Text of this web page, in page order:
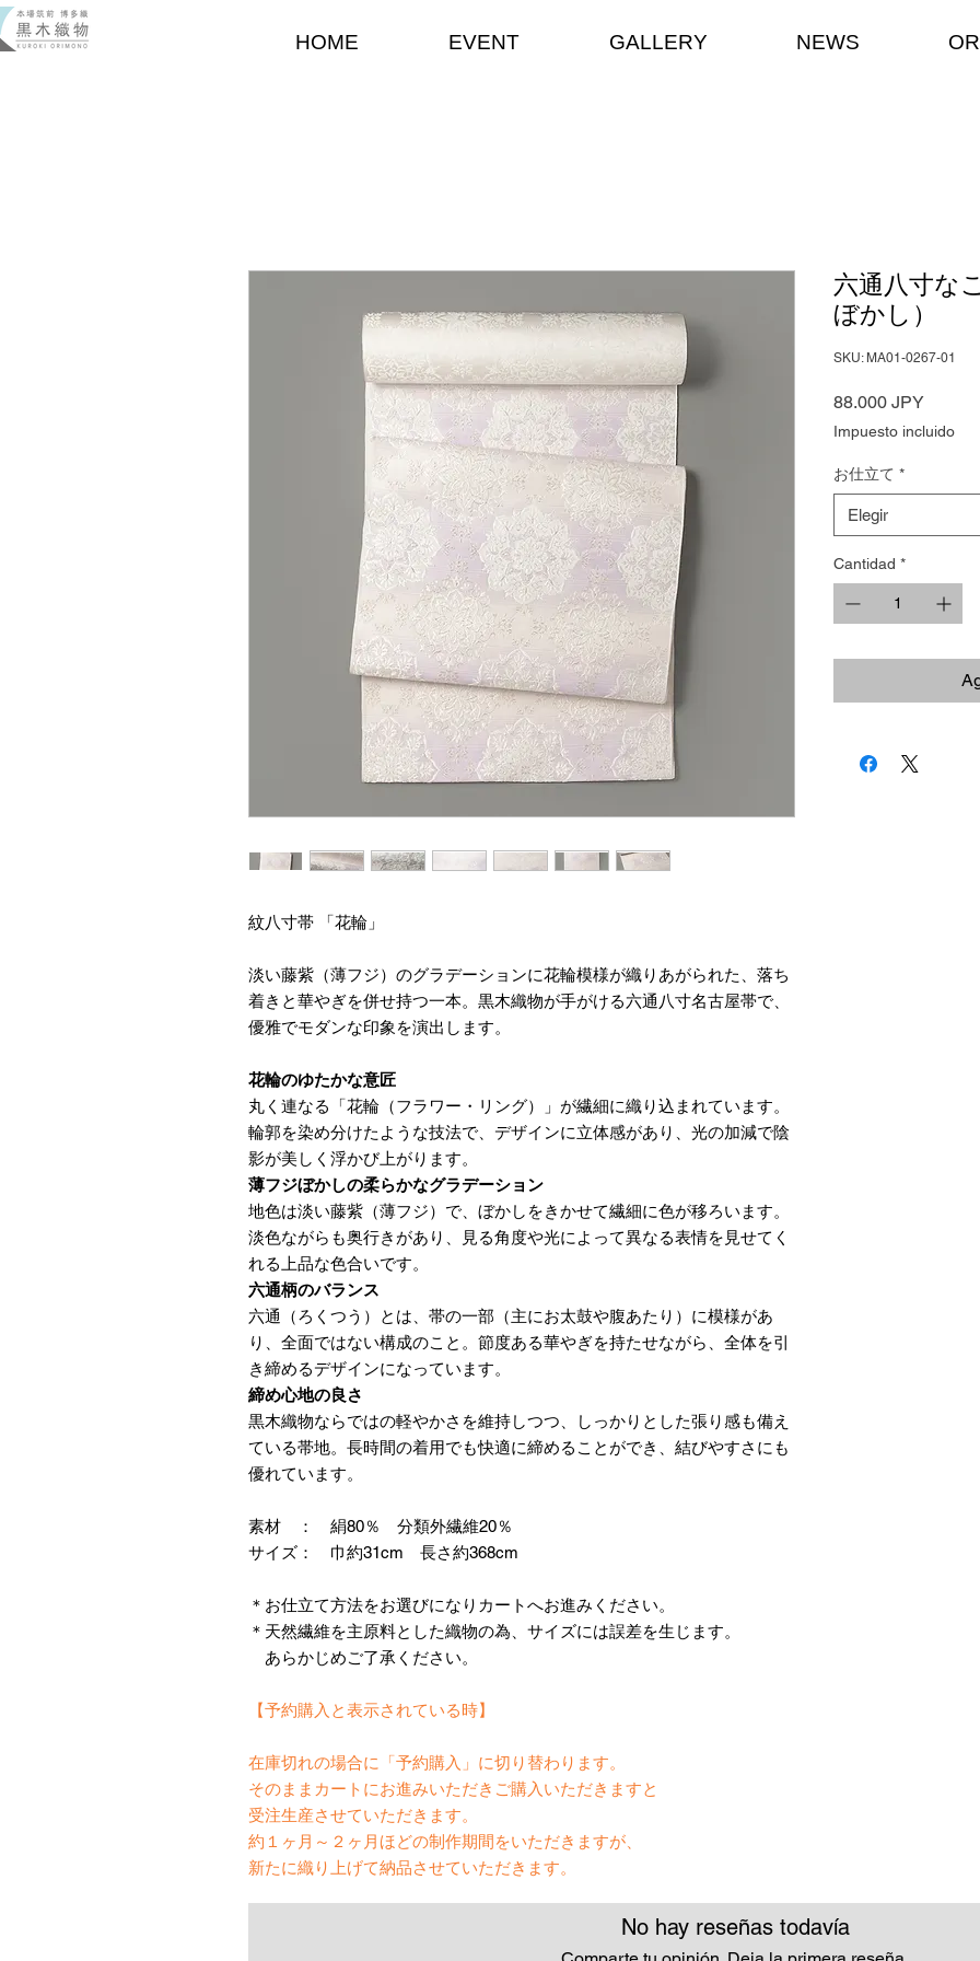
HOME EVENT GALLERY NEWS
紋八寸帯 「花輪」
淡い藤紫（薄フジ）のグラデーションに花輪模様が織りあがられた、落ち
着きと華やぎを併せ持つ一本。黒木織物が手がける六通八寸名古屋帯で、
優雅でモダンな印象を演出します。
花輪のゆたかな意匠
丸く連なる「花輪（フラワー・リング）」が繊細に織り込まれています。
輪郭を染め分けたような技法で、デザインに立体感があり、光の加減で陰
影が美しく浮かび上がります。
薄フジぼかしの柔らかなグラデーション
地色は淡い藤紫（薄フジ）で、ぼかしをきかせて繊細に色が移ろいます。
淡色ながらも奥行きがあり、見る角度や光によって異なる表情を見せてく
れる上品な色合いです。
六通柄のバランス
六通（ろくつう）とは、帯の一部（主にお太鼓や腹あたり）に模様があ
り、全面ではない構成のこと。節度ある華やぎを持たせながら、全体を引
き締めるデザインになっています。
締め心地の良さ
黒木織物ならではの軽やかさを維持しつつ、しっかりとした張り感も備え
ている帯地。長時間の着用でも快適に締めることができ、結びやすさにも
優れています。
素材 ： 絹80％ 分類外繊維20％
サイズ： 巾約31cm 長さ約368cm
＊お仕立て方法をお選びになりカートへお進みください。
＊天然繊維を主原料とした織物の為、サイズには誤差を生じます。
あらかじめご了承ください。
【予約購入と表示されている時】
在庫切れの場合に「予約購入」に切り替わります。
そのままカートにお進みいただきご購入いただきますと
受注生産させていただきます。
約１ヶ月～２ヶ月ほどの制作期間をいただきますが、
新たに織り上げて納品させていただきます。
六通八寸な
ぼかし）
SKU: MA01-0267-01
88.000 JPYPrecio
Impuesto incluido
お仕立て *
Elegir
Cantidad *
No hay reseñas todavía